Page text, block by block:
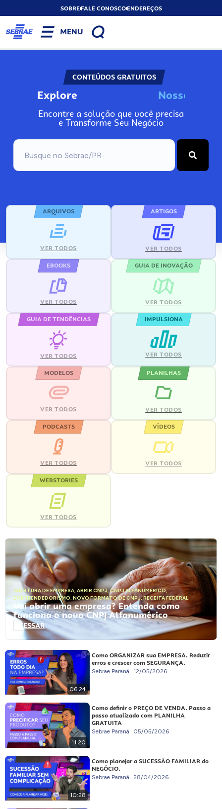
SOBREFALE CONOSCOENDEREÇOS
MENU
CONTEÚDOS GRATUITOS
Explore No
Encontre a solução que você precisa
e Transforme Seu Negócio
ARQUIVOS
VER TODOS
ARTIGOS
VER TODOS
EBOOKS
VER TODOS
GUIA DE INOVAÇÃO
VER TODOS
GUIA DE TENDÊNCIAS
VER TODOS
IMPULSIONA
VER TODOS
MODELOS
VER TODOS
PLANILHAS
VER TODOS
PODCASTS
VER TODOS
VÍDEOS
VER TODOS
WEBSTORIES
VER TODOS
ABERTURA DE EMPRESA, ABRIR CNPJ,CNPJ ALFANUMÉRICO,
EMPREENDEDORISMO, NOVO FORMATO DE CNPJ,RECEITA FEDERAL
Vai abrir uma empresa? Entenda como
funciona o novo CNPJ Alfanumérico
ACESSAR
06:24
Como ORGANIZAR sua EMPRESA. Reduzir
erros e crescer com SEGURANÇA.
Sebrae Paraná 12/05/2026
11:20
Como definir o PREÇO DE VENDA. Passo a
passo atualizado com PLANILHA
GRATUITA
Sebrae Paraná 05/05/2026
10:28
Como planejar a SUCESSÃO FAMILIAR do
NEGÓCIO.
Sebrae Paraná 28/04/2026